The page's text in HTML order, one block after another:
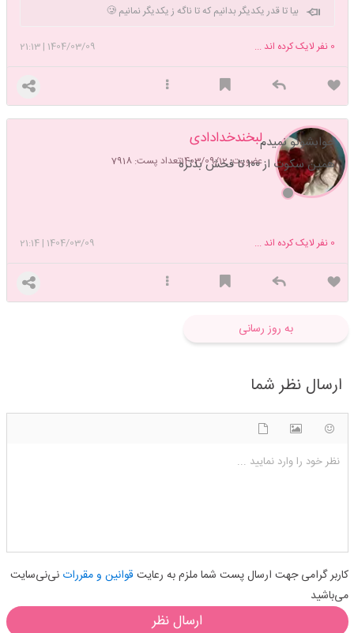
بیا تا قدر یکدیگر بدانیم که تا ناگه ز یکدیگر نمانیم 🥲
1404/03/09
|
21:13 0 نفر لایک کرده اند ...
لبخندخدادادی
عضویت: 1403/09/12 تعداد پست: 7918
جوابشونو نمیدم
همین سکوت از ۱۰۰ تا فحش بدتره
1404/03/09
|
21:14 0 نفر لایک کرده اند ...
به روز رسانی
ارسال نظر شما
نظر خود را وارد نمایید ...
کاربر گرامی جهت ارسال پست شما ملزم به رعایت قوانین و مقرراتنی‌نی‌سایت
می‌باشید
ارسال نظر